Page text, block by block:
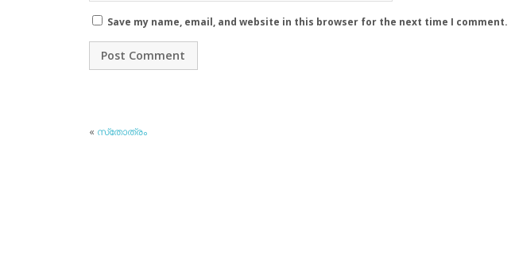
Save my name, email, and website in this browser for the next time I comment.
« സ്‌തോത്രം